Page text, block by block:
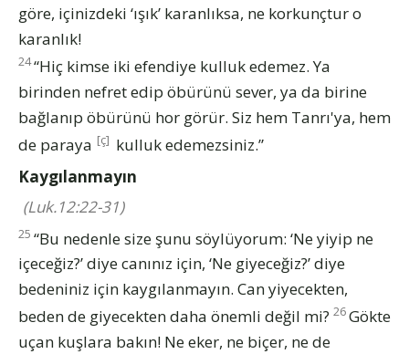
göre, içinizdeki ‘ışık’ karanlıksa, ne korkunçtur o
karanlık!
24“Hiç kimse iki efendiye kulluk edemez. Ya
birinden nefret edip öbürünü sever, ya da birine
bağlanıp öbürünü hor görür. Siz hem Tanrı'ya, hem
de paraya [ç] kulluk edemezsiniz.”
Kaygılanmayın
(Luk.12:22-31)
25 “Bu nedenle size şunu söylüyorum: ‘Ne yiyip ne
içeceğiz?’ diye canınız için, ‘Ne giyeceğiz?’ diye
bedeniniz için kaygılanmayın. Can yiyecekten,
beden de giyecekten daha önemli değil mi? 26Gökte
uçan kuşlara bakın! Ne eker, ne biçer, ne de